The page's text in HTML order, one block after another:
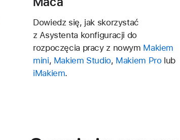
Dowiedz się, jak skorzystać
z Asystenta konfiguracji do
rozpoczęcia pracy z nowym Makiem
mini, Makiem Studio, Makiem Prolub
iMakiem.